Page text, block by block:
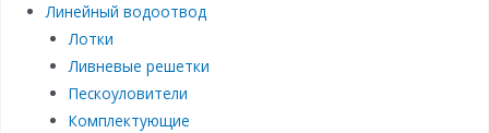
Линейный водоотвод
Лотки
Ливневые решетки
Пескоуловители
Комплектующие